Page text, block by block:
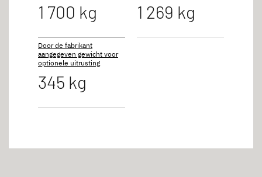
1 700 kg 1 269 kg
Door de fabrikant
aangegeven gewicht voor
optionele uitrusting
345 kg